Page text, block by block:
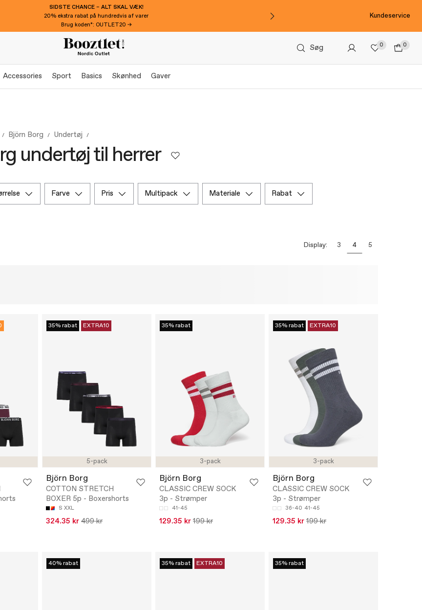
SIDSTE CHANCE – ALT SKAL VÆK!
20% ekstra rabat på hundredvis af varer
Brug koden*: OUTLET20 →
Kundeservice
Søg 0 0
Accessories Sport Basics Skønhed Gaver
Björn Borg Undertøj
undertøj til herrer
farve pris multipack materiale rabat
Display: 3 4 5
5-pack
35% rabat EXTRA10
Björn Borg
COTTON STRETCH
BOXER 5p - Boxershorts
S XXL
324.35 kr 499 kr
3-pack
35% rabat
Björn Borg
CLASSIC CREW SOCK
3p - Strømper
41-45
129.35 kr 199 kr
3-pack
35% rabat EXTRA10
Björn Borg
CLASSIC CREW SOCK
3p - Strømper
36-40 41-45
129.35 kr 199 kr
40% rabat 35% rabat EXTRA10 35% rabat